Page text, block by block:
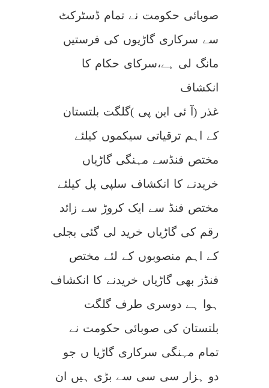
صوبائی حکومت نے تمام ڈسٹرکٹ
سے سرکاری گاڑیوں کی فرستیں
مانگ لی ہے،سرکای حکام کا
انکشاف
غذر (آ ئی این پی )گلگت بلتستان
کے اہم ترقیاتی سیکموں کیلئے
مختص فنڈسے مہنگی گاڑیاں
خریدنے کا انکشاف سلپی پل کیلئے
مختص فنڈ سے ایک کروڑ سے زائد
رقم کی گاڑیاں خرید لی گئی بجلی
کے اہم منصوبوں کے لئے مختص
فنڈز بھی گاڑیاں خریدنے کا انکشاف
ہوا ہے دوسری طرف گلگت
بلتستان کی صوبائی حکومت نے
تمام مہنگی سرکاری گاڑیا ں جو
دو ہزار سی سی سے بڑی ہیں ان